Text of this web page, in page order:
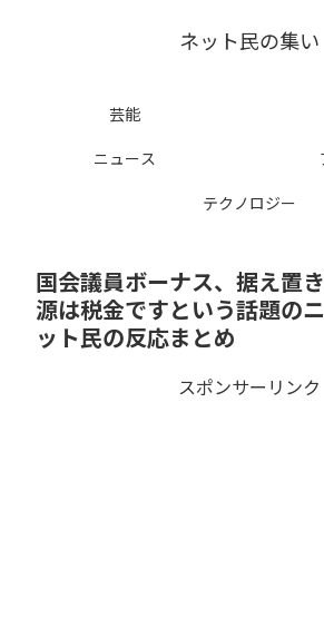
ネット民の集い
芸能
ニュース
テクノロジー
国会議員ボーナス、据え置
源は税金ですという話題の
ット民の反応まとめ
スポンサーリンク